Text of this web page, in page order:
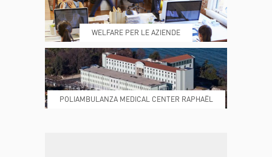
REFERTI REPARTI
DONA ORA MAGAZINE
WELFARE PER LE AZIENDE
POLIAMBULANZA MEDICAL CENTER RAPHAËL